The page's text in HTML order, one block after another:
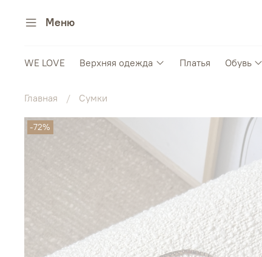
Меню
WE LOVE Верхняя одежда Платья Обувь
Главная Сумки
-72%